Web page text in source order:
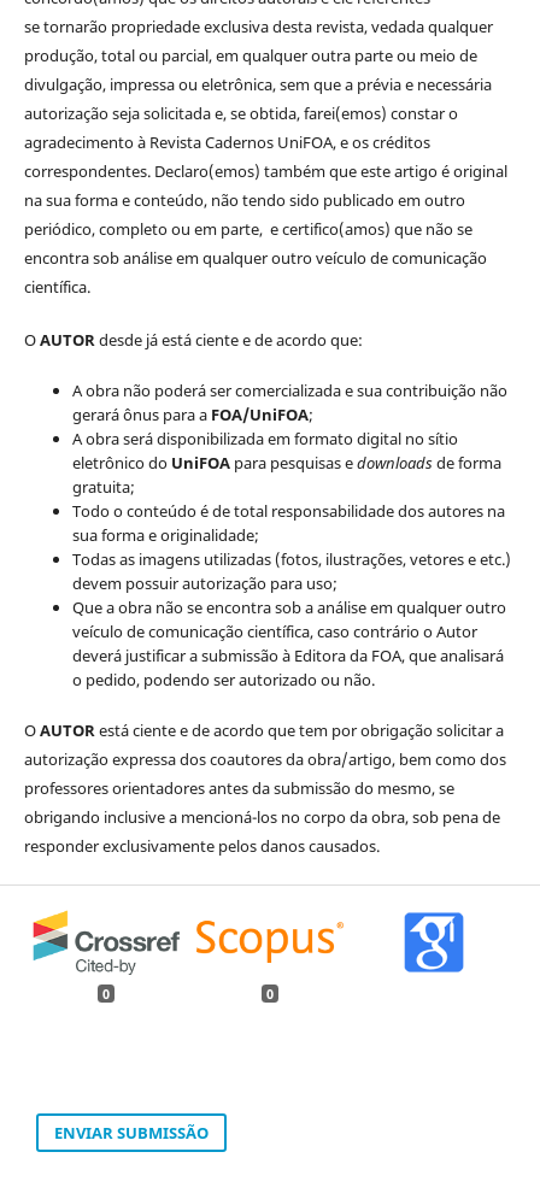
se tornarão propriedade exclusiva desta revista, vedada qualquer
produção, total ou parcial, em qualquer outra parte ou meio de
divulgação, impressa ou eletrônica, sem que a prévia e necessária
autorização seja solicitada e, se obtida, farei(emos) constar o
agradecimento à Revista Cadernos UniFOA, e os créditos
correspondentes. Declaro(emos) também que este artigo é original
na sua forma e conteúdo, não tendo sido publicado em outro
periódico, completo ou em parte, e certifico(amos) que não se
encontra sob análise em qualquer outro veículo de comunicação
científica.
OAUTORdesde já está ciente e de acordo que:
A obra não poderá ser comercializada e sua contribuição não
gerará ônus para a FOA/UniFOA;
A obra será disponibilizada em formato digital no sítio
eletrônico do UniFOApara pesquisas edownloadsde forma
gratuita;
Todo o conteúdo é de total responsabilidade dos autores na
sua forma e originalidade;
Todas as imagens utilizadas (fotos, ilustrações, vetores e etc.)
devem possuir autorização para uso;
Que a obra não se encontra sob a análise em qualquer outro
veículo de comunicação científica, caso contrário o Autor
deverá justificar a submissão à Editora da FOA, que analisará
o pedido, podendo ser autorizado ou não.
OAUTORestá ciente e de acordo que tem por obrigação solicitar a
autorização expressa dos coautores da obra/artigo, bem como dos
professores orientadores antes da submissão do mesmo, se
obrigando inclusive a mencioná-los no corpo da obra, sob pena de
responder exclusivamente pelos danos causados.
0 0
ENVIAR SUBMISSÃO